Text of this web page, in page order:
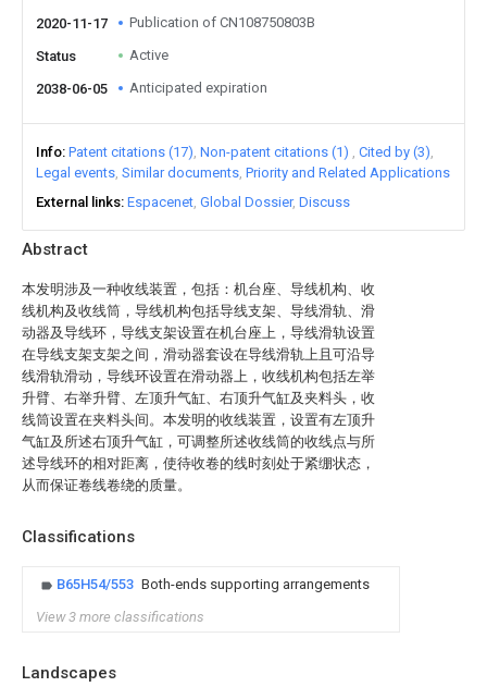
Abstract
本发明涉及一种收线装置，包括：机台座、导线机构、收
线机构及收线筒，导线机构包括导线支架、导线滑轨、滑
动器及导线环，导线支架设置在机台座上，导线滑轨设置
在导线支架支架之间，滑动器套设在导线滑轨上且可沿导
线滑轨滑动，导线环设置在滑动器上，收线机构包括左举
升臂、右举升臂、左顶升气缸、右顶升气缸及夹料头，收
线筒设置在夹料头间。本发明的收线装置，设置有左顶升
气缸及所述右顶升气缸，可调整所述收线筒的收线点与所
述导线环的相对距离，使待收卷的线时刻处于紧绷状态，
从而保证卷线卷绕的质量。
Classifications
B65H54/553 Both-ends supporting arrangements
View 3 more classifications
Landscapes
2020-11-17 Publication of CN108750803B
Status Active
2038-06-05 Anticipated expiration
Info Patent citations (17) Non-patent citations (1)
Cited by (3)
Legal events Similar documents Priority and Related Applications
External links Espacenet Global Dossier Discuss